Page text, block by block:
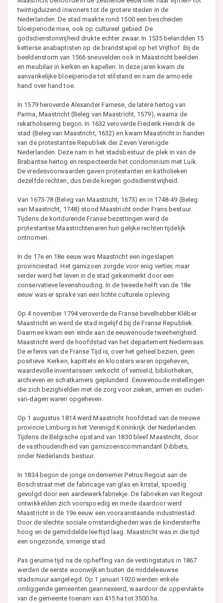
twintigduizend inwoners tot de grotere steden in de
Nederlanden. De stad maakte rond 1500 een bescheiden
bloeiperiode mee, ook op cultureel gebied. De
godsdienstonvrijheid drukte echter zwaar. In 1535 belandden 15
ketterse anabaptisten op de brandstapel op het Vrijthof. Bij de
beeldenstorm van 1566 sneuvelden ook in Maastricht beelden
en meubilair in kerken en kapellen. In deze jaren kwam de
aanvankelijke bloeiperiode tot stilstand en nam de armoede
hand over hand toe.
In 1579 heroverde Alexander Farnese, de latere hertog van
Parma, Maastricht (Beleg van Maastricht, 1579), waarna de
rekatholisering begon. In 1632 veroverde Frederik Hendrik de
stad (Beleg van Maastricht, 1632) en kwam Maastricht in handen
van de protestantse Republiek der Zeven Verenigde
Nederlanden. Deze nam in het stadsbestuur de plek in van de
Brabantse hertog en respecteerde het condominium met Luik.
De vredesvoorwaarden gaven protestanten en katholieken
dezelfde rechten, dus beide kregen godsdienstvrijheid.
Van 1673-78 (Beleg van Maastricht, 1673) en in 1748-49 (Beleg
van Maastricht, 1748) stond Maastricht onder Frans bestuur.
Tijdens de kortdurende Franse bezettingen werd de
protestantse Maastrichtenaren hun gelijke rechten tijdelijk
ontnomen.
In de 17e en 18e eeuw was Maastricht een ingeslapen
provinciestad. Het garnizoen zorgde voor enig vertier, maar
verder werd het leven in de stad gekenmerkt door een
conservatieve levenshouding. In de tweede helft van de 18e
eeuw was er sprake van een lichte culturele opleving.
Op 4 november 1794 veroverde de Franse bevelhebber Kléber
Maastricht en werd de stad ingelijfd bij de Franse Republiek.
Daarmee kwam een einde aan de eeuwenoude tweeherigheid.
Maastricht werd de hoofdstad van het departement Nedermaas.
De erfenis van de Franse Tijd is, over het geheel bezien, geen
positieve. Kerken, kapittels en kloosters waren opgeheven,
waardevolle inventarissen verkocht of vernield, bibliotheken,
archieven en schatkamers geplunderd. Eeuwenoude instellingen
die zich bezighielden met de zorg voor zieken, armen en ouden-
van-dagen waren opgeheven.
Op 1 augustus 1814 werd Maastricht hoofdstad van de nieuwe
provincie Limburg in het Verenigd Koninkrijk der Nederlanden.
Tijdens de Belgische opstand van 1830 bleef Maastricht, door
de vasthoudendheid van garnizoenscommandant Dibbets,
onder Nederlands bestuur.
In 1834 begon de jonge ondernemer Petrus Regout aan de
Boschstraat met de fabricage van glas en kristal, spoedig
gevolgd door een aardewerkfabriekje. De fabrieken van Regout
ontwikkelden zich voorspoedig en mede daardoor werd
Maastricht in de 19e eeuw een vooraanstaande industriestad.
Door de slechte sociale omstandigheden was de kindersterfte
hoog en de gemiddelde leeftijd laag. Maastricht was in die tijd
een ongezonde, smerige stad.
Pas geruime tijd na de opheffing van de vestingstatus in 1867
werden de eerste woonwijken buiten de middeleeuwse
stadsmuur aangelegd. Op 1 januari 1920 werden enkele
omliggende gemeenten geannexeerd, waardoor de oppervlakte
van de gemeente toenam van 415 ha tot 3500 ha.